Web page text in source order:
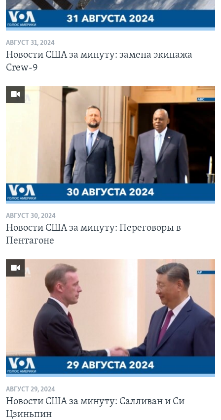
Learning English
СОЦИАЛЬНЫЕ СЕТИ
Языки
АВГУСТ 31, 2024
Новости США за минуту: замена экипажа
Crew-9
АВГУСТ 30, 2024
Новости США за минуту: Переговоры в
Пентагоне
АВГУСТ 29, 2024
Новости США за минуту: Салливан и Си
Цзиньпин